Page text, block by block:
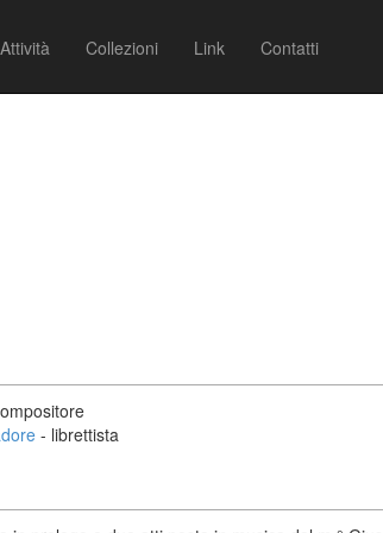
Attività Collezioni Link Contatti
- librettista